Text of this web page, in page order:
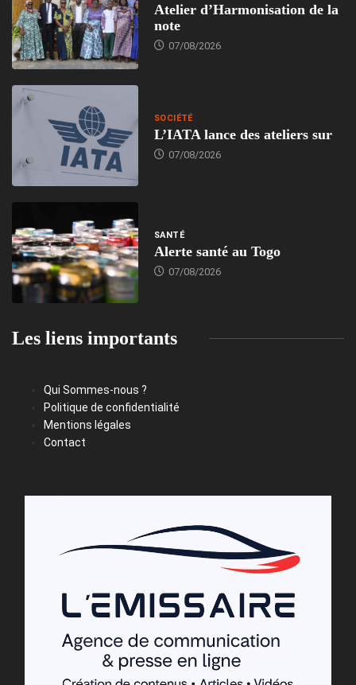
Atelier d’Harmonisation de la
note
07/08/2026
SOCIÉTÉ
L’IATA lance des ateliers sur
07/08/2026
SANTÉ
Alerte santé au Togo
07/08/2026
Les liens importants
Qui Sommes-nous ?
Politique de confidentialité
Mentions légales
Contact